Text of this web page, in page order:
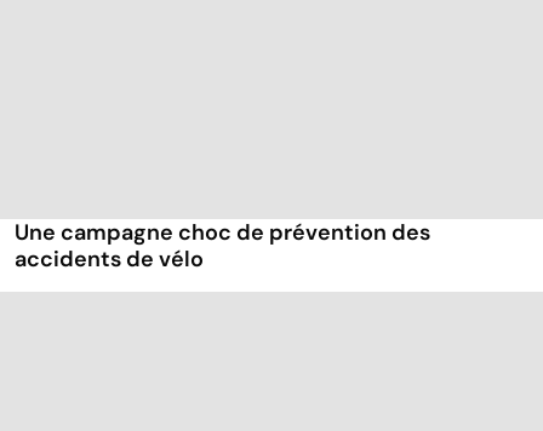
Une campagne choc de prévention des
accidents de vélo